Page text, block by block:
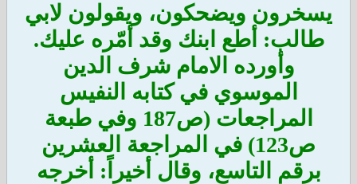
يسخرون ويضحكون، ويقولون لابي
طالب: أطع ابنك وقد أمّره عليك.
وأورده الامام شرف الدين
الموسوي في كتابه النفيس
المراجعات (ص187 وفي طبعة
ص123) في المراجعة العشرين
برقم التاسع، وقال أخيراً: أخرجه